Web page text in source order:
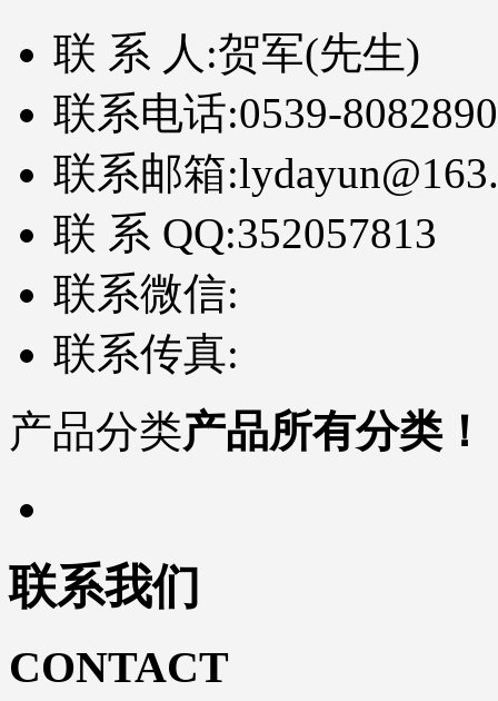
联 系 人:贺军(先生)
联系电话:0539-
联系邮箱:
联 系 QQ:352057813
联系微信:
联系传真:
产品分类产品所有分类！
联系我们
CONTACT